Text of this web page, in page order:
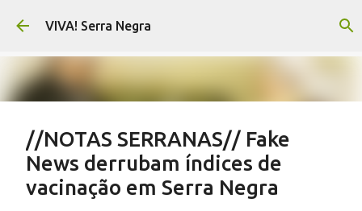
Pular para o conteúdo principal
VIVA! Serra Negra
//NOTAS SERRANAS// Fake
News derrubam índices de
vacinação em Serra Negra